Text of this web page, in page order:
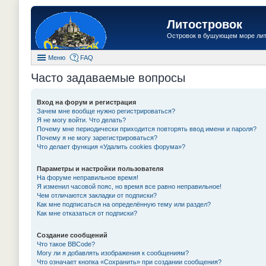
Литостровок
Островок в бушующем море
Меню FAQ
Часто задаваемые вопросы
Вход на форум и регистрация
Зачем мне вообще нужно регистрироваться?
Я не могу войти. Что делать?
Почему мне периодически приходится повторять ввод имени и пароля?
Почему я не могу зарегистрироваться?
Что делает функция «Удалить cookies форума»?
Параметры и настройки пользователя
На форуме неправильное время!
Я изменил часовой пояс, но время все равно неправильное!
Чем отличаются закладки от подписки?
Как мне подписаться на определённую тему или раздел?
Как мне отказаться от подписки?
Создание сообщений
Что такое BBCode?
Могу ли я добавлять изображения к сообщениям?
Что означает кнопка «Сохранить» при создании сообщения?